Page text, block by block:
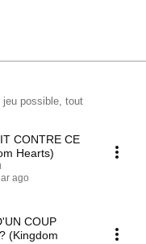
jeu possible, tout
CONTRE CE
Hearts)
ago
COUP
(Kingdom